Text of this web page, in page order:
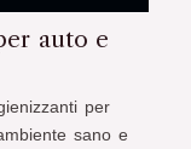
auto e
per
sano e